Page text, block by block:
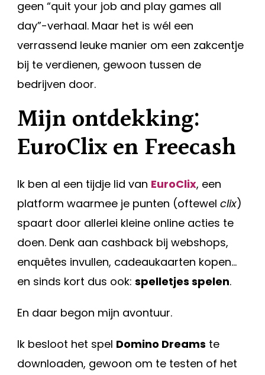
geen “quit your job and play games all
day”-verhaal. Maar het is wél een
verrassend leuke manier om een zakcentje
bij te verdienen, gewoon tussen de
bedrijven door.
Mijn ontdekking:
EuroClix en Freecash
Ik ben al een tijdje lid van EuroClix, een
platform waarmee je punten (oftewel clix)
spaart door allerlei kleine online acties te
doen. Denk aan cashback bij webshops,
enquêtes invullen, cadeaukaarten kopen…
en sinds kort dus ook: spelletjes spelen.
En daar begon mijn avontuur.
Ik besloot het spel Domino Dreams te
downloaden, gewoon om te testen of het